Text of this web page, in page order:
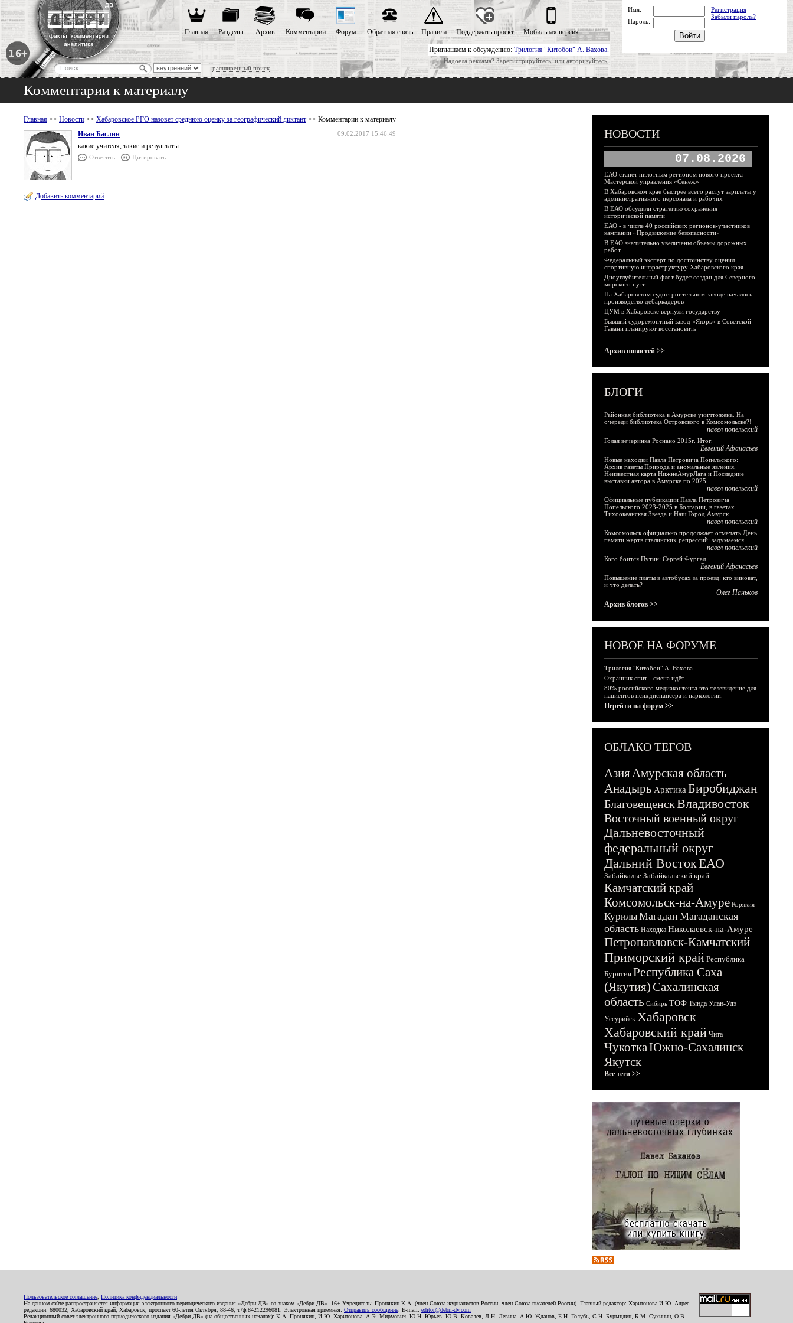
Приглашаем к обсуждению: Трилогия "Китобои" А. Вахова.
Надоела реклама? Зарегистрируйтесь, или авторизуйтесь.
расширенный поиск
Главная Разделы Архив Комментарии Форум Обратная связь Правила Поддержать проект Мобильная версия
Имя:
Регистрация
Забыли пароль?
Пароль:
Комментарии к материалу
Главная >> Новости >> Хабаровское РГО назовет среднюю оценку за географический диктант >> Комментарии к материалу
09.02.2017 15:46:49
Иван Баслин
какие учителя, такие и результаты
Ответить Цитировать
Добавить комментарий
НОВОСТИ
07.08.2026
ЕАО станет пилотным регионом нового проекта
Мастерской управления «Сенеж»
В Хабаровском крае быстрее всего растут зарплаты у
административного персонала и рабочих
В ЕАО обсудили стратегию сохранения
исторической памяти
ЕАО - в числе 40 российских регионов-участников
кампании «Продвижение безопасности»
В ЕАО значительно увеличены объемы дорожных
работ
Федеральный эксперт по достоинству оценил
спортивную инфраструктуру Хабаровского края
Дноуглубительный флот будет создан для Северного
морского пути
На Хабаровском судостроительном заводе началось
производство дебаркадеров
ЦУМ в Хабаровске вернули государству
Бывший судоремонтный завод «Якорь» в Советской
Гавани планируют восстановить
Архив новостей >>
БЛОГИ
Районная библиотека в Амурске уничтожена. На
очереди библиотека Островского в Комсомольске?!
павел попельский
Голая вечеринка Роснано 2015г. Итог.
Евгений Афанасьев
Новые находки Павла Петровича Попельского:
Архив газеты Природа и аномальные явления,
Неизвестная карта НижнеАмурЛага и Последние
выставки автора в Амурске по 2025
павел попельский
Официальные публикации Павла Петровича
Попельского 2023-2025 в Болгарии, в газетах
Тихоокеанская Звезда и Наш Город Амурск
павел попельский
Комсомольск официально продолжает отмечать День
памяти жертв сталинских репрессий: задумаемся...
павел попельский
Кого боится Путин: Сергей Фургал
Евгений Афанасьев
Повышение платы в автобусах за проезд: кто виноват,
и что делать?
Олег Паньков
Архив блогов >>
НОВОЕ НА ФОРУМЕ
Трилогия "Китобои" А. Вахова.
Охранник спит - смена идёт
80% российского медиаконтента это телевидение для
пациентов психдиспансера и наркологии.
Перейти на форум >>
ОБЛАКО ТЕГОВ
АзияАмурская область
Анадырь Арктика Биробиджан
БлаговещенскВладивосток
Восточный военный округ
Дальневосточный
федеральный округ
Дальний ВостокЕАО
Забайкалье Забайкальский край
Камчатский край
Комсомольск-на-Амуре Корякия
КурилыМагадан Магаданская
область Находка Николаевск-на-Амуре
Петропавловск-Камчатский
Приморский край Республика
Бурятия Республика Саха
(Якутия)Сахалинская
область Сибирь ТОФ Тында Улан-Удэ
Уссурийск Хабаровск
Хабаровский край Чита
ЧукоткаЮжно-Сахалинск
Якутск
Все теги >>
Пользовательское соглашение Политика конфиденциальности
На данном сайте распространяется информация электронного периодического издания «Дебри-ДВ» со знаком «Дебри-ДВ». 16+ Учредитель: Пронякин К.А. (член Союза журналистов России, член Союза писателей России). Главный редактор: Харитонова И.Ю. Адрес
редакции: 680032, Хабаровский край, Хабаровск, проспект 60-летия Октября, 88-46, т./ф.84212296081. Электронная приемная: Отправить сообщение . E-mail: editor@debri-dv.com
Редакционный совет электронного периодического издания «Дебри-ДВ» (на общественных началах): К.А. Пронякин, И.Ю. Харитонова, А.Э. Мирмович, Ю.Н. Юрьев, Ю.В. Ковалев, Л.Н. Левина, А.Ю. Жданов, Е.Н. Голубь, С.Н. Бурындин, Б.М. Сухинин, О.В.